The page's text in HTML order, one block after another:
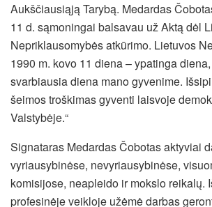
Aukščiausiąją Tarybą. Medardas
11 d. sąmoningai balsavau už Aktą dėl
Nepriklausomybės atkūrimo. Lietuvos
1990 m. kovo 11 diena – ypatinga
svarbiausia diena mano gyvenime.
šeimos troškimas gyventi laisvoje
Valstybėje.“
Signataras Medardas Čobotas aktyviai
vyriausybinėse, nevyriausybinėse,
komisijose, neapleido ir mokslo reikalų.
profesinėje veikloje užėmė darbas